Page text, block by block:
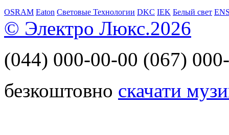
OSRAM Eaton Световые Технологии DKC IEK Белый свет
© Электро Люкс.2026
(044) 000-00-00 (067)
безкоштовно скачати